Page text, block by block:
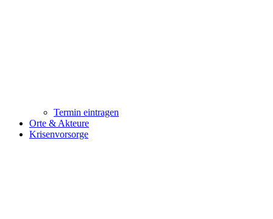
Termin eintragen
Orte & Akteure
Krisenvorsorge